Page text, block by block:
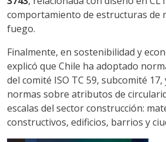
comportamiento de estructuras de
fuego.
Finalmente, en sostenibilidad y
explicó que Chile ha adoptado
del comité ISO TC 59, subcomité
normas sobre atributos de
escalas del sector construcción:
constructivos, edificios, barrios y